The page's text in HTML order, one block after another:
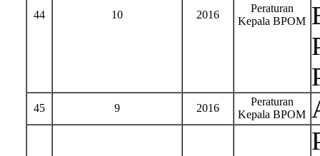
44 10 2016
Peraturan
Kepala BPOM
45 9 2016
Peraturan
Kepala BPOM